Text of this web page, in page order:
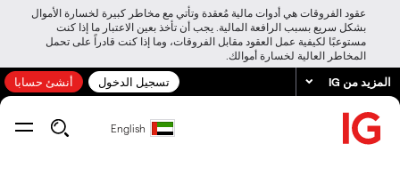
عقود الفروقات هي أدوات مالية مُعقدة وتأتي مع مخاطر كبيرة لخسارة الأموال
بشكل سريع بسبب الرافعة المالية. يجب أن تأخذ بعين الاعتبار ما إذا كنت
مستوعبًا لكيفية عمل العقود مقابل الفروقات، وما إذا كنت قادراً على تحمل
المخاطر العالية لخسارة أموالك.
المزيد من IG تسجيل الدخول أنشئ حسابا
English